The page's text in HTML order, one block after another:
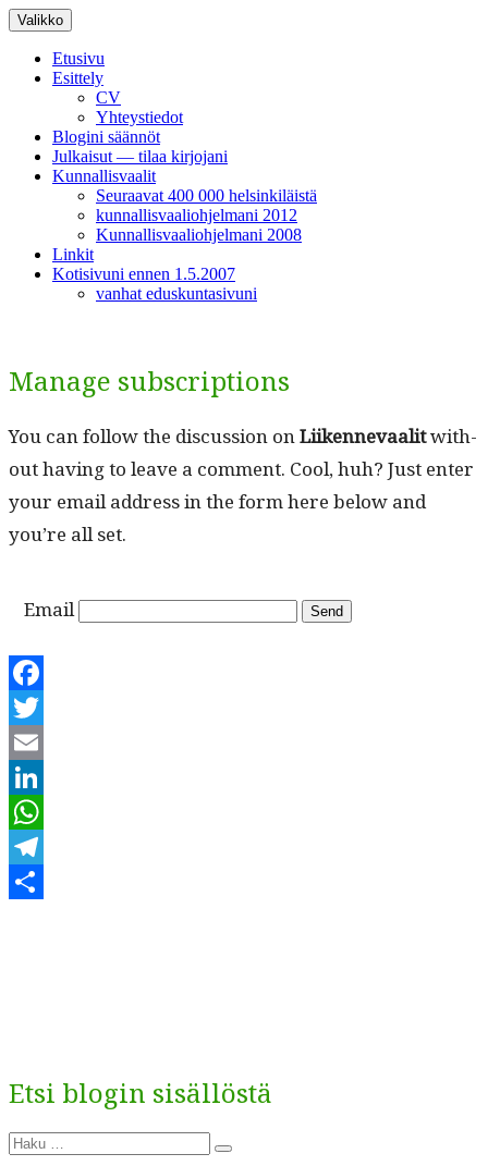
Siirry
sisältöön
Valikko
Etusivu
Esittely
CV
Yhteystiedot
Blogini säännöt
Julkaisut — tilaa kirjojani
Kunnallisvaalit
Seuraavat 400 000 helsinkiläistä
kunnallisvaaliohjelmani 2012
Kunnallisvaaliohjelmani 2008
Linkit
Kotisivuni ennen 1.5.2007
vanhat eduskuntasivuni
Manage subscriptions
You can fol­low the dis­cus­sion onLiiken­nevaalitwith­
out hav­ing to leave a com­ment. Cool, huh? Just enter
your email address in the form here below and
you’re all set.
Email
Facebook
Twitter
Email
LinkedIn
WhatsApp
Telegram
Etsi blogin sisällöstä
Etsi:
Haku